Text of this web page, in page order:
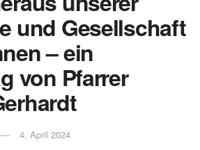
und Gesellschaft
– ein
von Pfarrer
4. April 2024